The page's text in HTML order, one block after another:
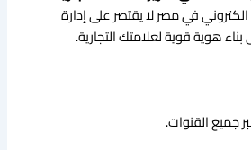
في مصر لا يقتصر على إدارة
هوية قوية لعلامتك التجارية.
جميع القنوات.